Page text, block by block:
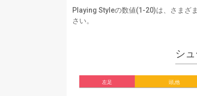
Playing Styleの数値(1-20)は、さまざ
さい。
シ
左足 頭,他